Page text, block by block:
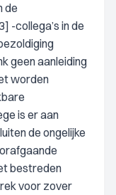
de
-collega’s in de
geen aanleiding
worden
is er aan
de ongelijke
bestreden
voor zover